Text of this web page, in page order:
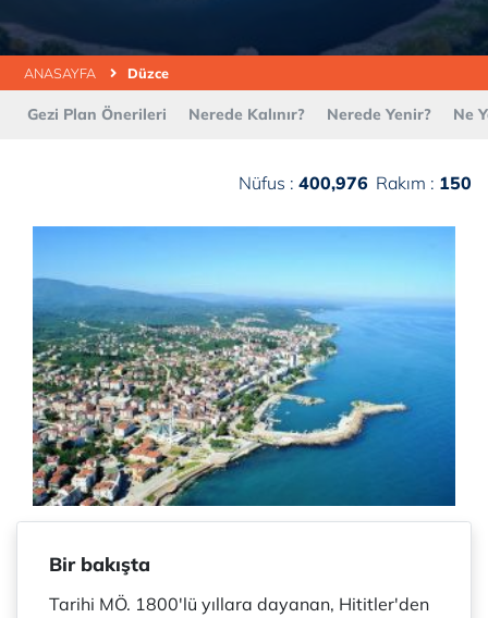
ANASAYFA Düzce
Gezi Plan Önerileri Nerede Kalınır? Nerede Yenir? Ne
Nüfus : 400,976 Rakım : 150
Bir bakışta
Tarihi MÖ. 1800'lü yıllara dayanan, Hititler'den